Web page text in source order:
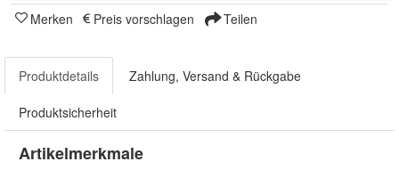
Merken Preis vorschlagen Teilen
Produktdetails Zahlung, Versand & Rückgabe
Produktsicherheit
Artikelmerkmale